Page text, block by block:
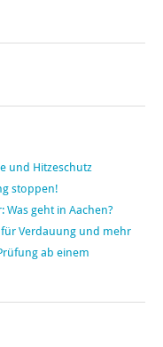
und Hitzeschutz
stoppen!
geht in Aachen?
Verdauung und mehr
ab einem